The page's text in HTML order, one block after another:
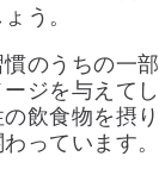
う。
のうちの一
ジを与えて
飲食物を摂
っています。